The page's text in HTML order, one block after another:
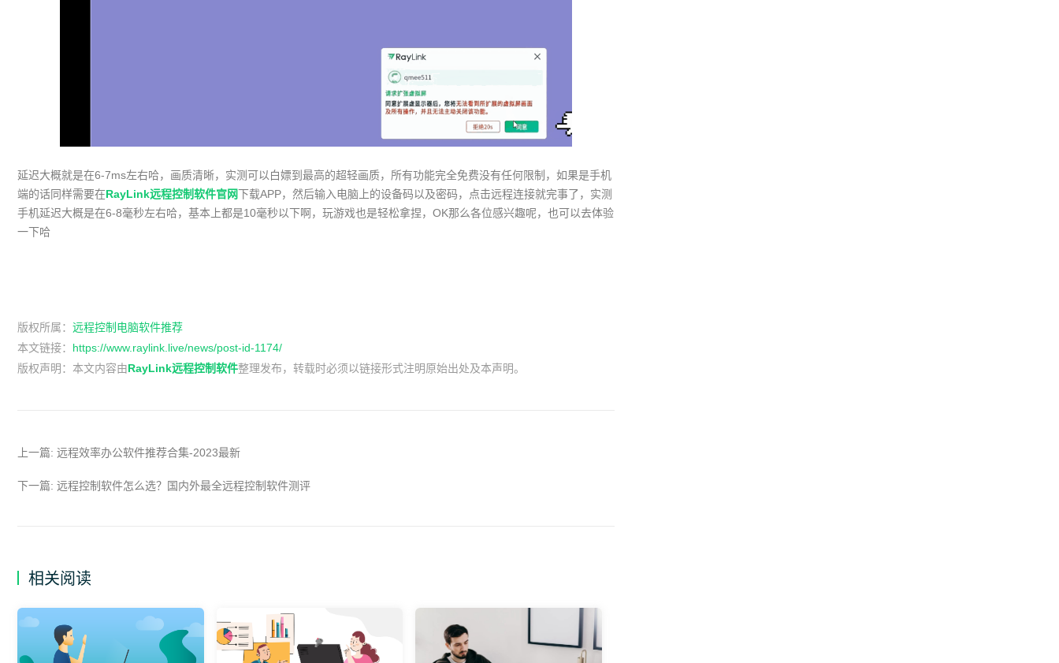
延迟大概就是在6-7ms左右哈，画质清晰，实测可以白嫖到最高的超轻画质，所有功能完全免费没有任何限制，如果是手机
端的话同样需要在RayLink远程控制软件官网下载APP，然后输入电脑上的设备码以及密码，点击远程连接就完事了，实测
手机延迟大概是在6-8毫秒左右哈，基本上都是10毫秒以下啊，玩游戏也是轻松拿捏，OK那么各位感兴趣呢，也可以去体验
一下哈
版权所属： 远程控制电脑软件推荐
本文链接： https://www.raylink.live/news/post-id-1174/
版权声明： 本文内容由RayLink远程控制软件整理发布，转载时必须以链接形式注明原始出处及本声明。
上一篇: 远程效率办公软件推荐合集-2023最新
下一篇: 远程控制软件怎么选？国内外最全远程控制软件测评
相关阅读